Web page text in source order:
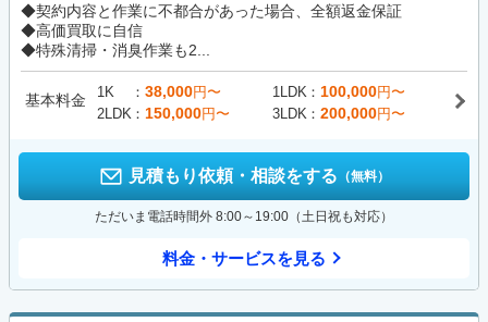
◆契約内容と作業に不都合があった場合、全額返金保証
◆高価買取に自信
◆特殊清掃・消臭作業も2...
基本料金 1K 38,000円〜 1LDK 100,000円〜
2LDK
150,000円〜 3LDK 200,000円〜
見積もり依頼・相談をする （無料）
ただいま電話時間外 8:00～19:00（土日祝も対応）
料金・サービスを見る